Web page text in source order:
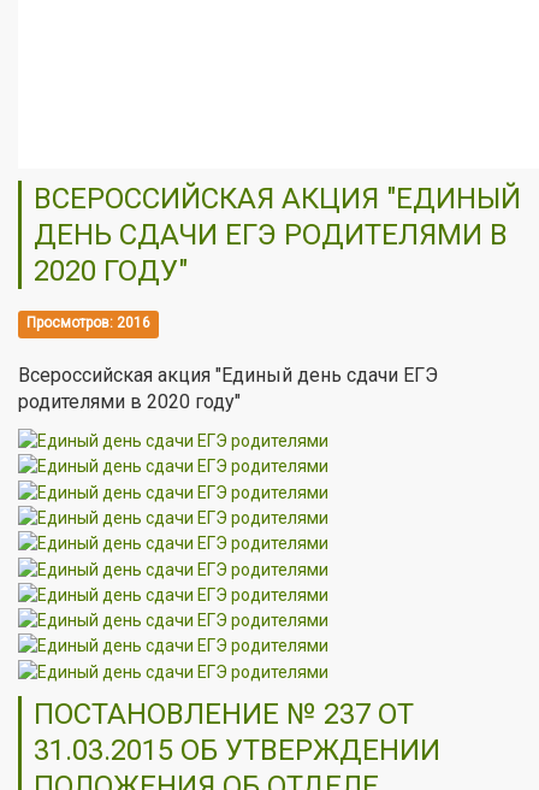
ВСЕРОССИЙСКАЯ АКЦИЯ "ЕДИНЫЙ
ДЕНЬ СДАЧИ ЕГЭ РОДИТЕЛЯМИ В
2020 ГОДУ"
Просмотров: 2016
Всероссийская акция "Единый день сдачи ЕГЭ
родителями в 2020 году"
ПОСТАНОВЛЕНИЕ № 237 ОТ
31.03.2015 ОБ УТВЕРЖДЕНИИ